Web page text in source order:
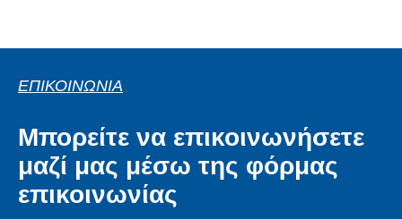
ΕΠΙΚΟΙΝΩΝΊΑ
Μπορείτε να επικοινωνήσετε
μαζί μας μέσω της φόρμας
επικοινωνίας